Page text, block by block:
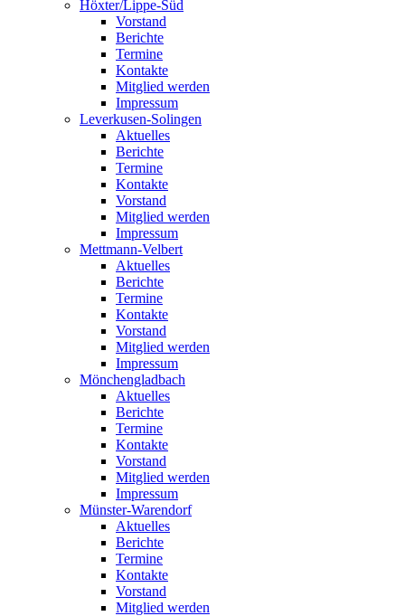
Höxter/Lippe-Süd
Vorstand
Berichte
Termine
Kontakte
Mitglied werden
Impressum
Leverkusen-Solingen
Aktuelles
Berichte
Termine
Kontakte
Vorstand
Mitglied werden
Impressum
Mettmann-Velbert
Aktuelles
Berichte
Termine
Kontakte
Vorstand
Mitglied werden
Impressum
Mönchengladbach
Aktuelles
Berichte
Termine
Kontakte
Vorstand
Mitglied werden
Impressum
Münster-Warendorf
Aktuelles
Berichte
Termine
Kontakte
Vorstand
Mitglied werden